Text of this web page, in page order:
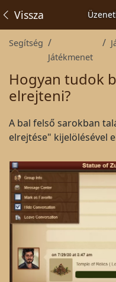
Vissza
Segítség
Játékmenet
Hogyan tudok
elrejteni?
A bal felső sarokban
elrejtése" kijelölésével